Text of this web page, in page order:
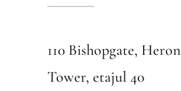
110 Bishopgate, Heron
Tower, etajul 40